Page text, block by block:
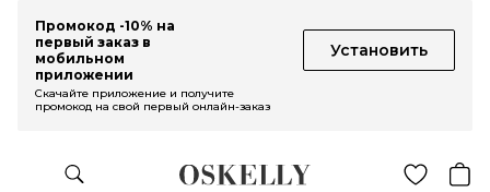
Промокод -10% на
первый заказ в
мобильном
приложении
Установить
Скачайте приложение и получите
промокод на свой первый онлайн-заказ